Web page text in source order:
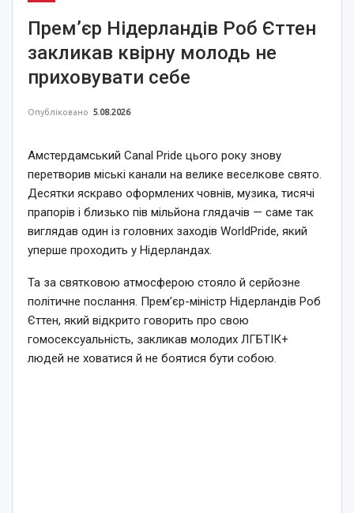
Прем’єр Нідерландів Роб Єттен
закликав квірну молодь не
приховувати себе
Опубліковано 5.08.2026
Амстердамський Canal Pride цього року знову
перетворив міські канали на велике веселкове свято.
Десятки яскраво оформлених човнів, музика, тисячі
прапорів і близько пів мільйона глядачів — саме так
виглядав один із головних заходів WorldPride, який
уперше проходить у Нідерландах.
Та за святковою атмосферою стояло й серйозне
політичне послання. Прем’єр-міністр Нідерландів Роб
Єттен, який відкрито говорить про свою
гомосексуальність, закликав молодих ЛГБТІК+
людей не ховатися й не боятися бути собою.